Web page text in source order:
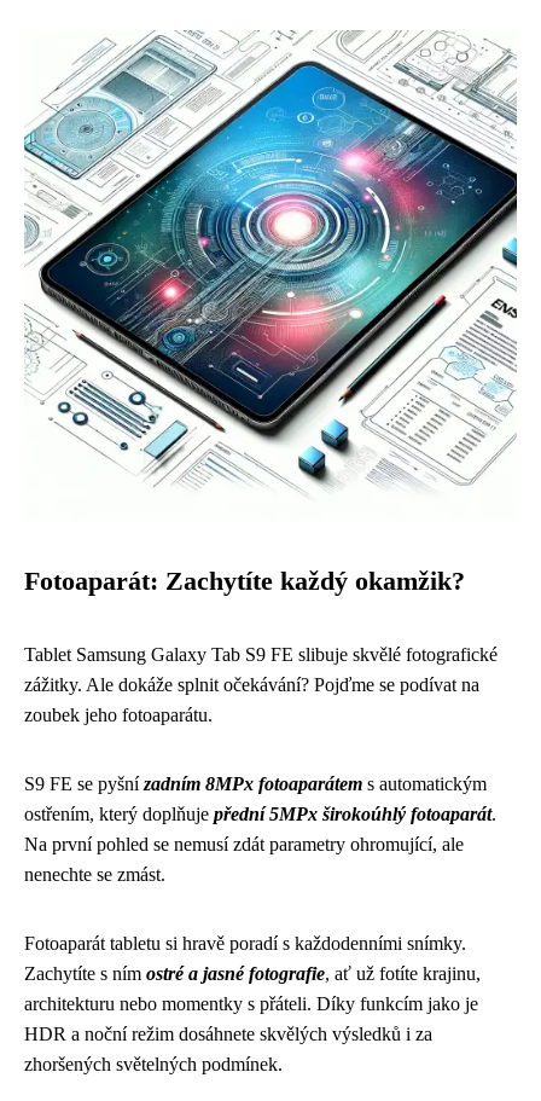
Fotoaparát: Zachytíte každý okamžik?
Tablet Samsung Galaxy Tab S9 FE slibuje skvělé fotografické
zážitky. Ale dokáže splnit očekávání? Pojďme se podívat na
zoubek jeho fotoaparátu.
S9 FE se pyšnízadním 8MPx fotoaparátem s automatickým
ostřením, který doplňuje přední 5MPx širokoúhlý fotoaparát.
Na první pohled se nemusí zdát parametry ohromující, ale
nenechte se zmást.
Fotoaparát tabletu si hravě poradí s každodenními snímky.
Zachytíte s ním ostré a jasné fotografie, ať už fotíte krajinu,
architekturu nebo momentky s přáteli. Díky funkcím jako je
HDR a noční režim dosáhnete skvělých výsledků i za
zhoršených světelných podmínek.